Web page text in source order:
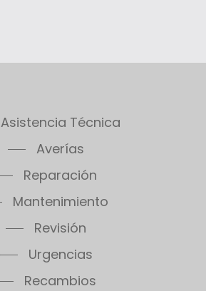
Asistencia Técnica
Averías
Reparación
Mantenimiento
Revisión
Urgencias
Recambios